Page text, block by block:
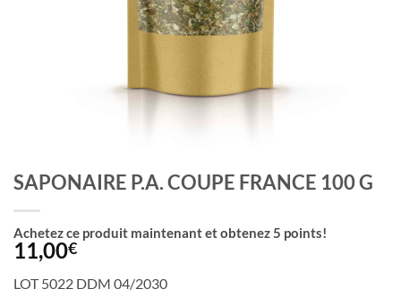
SAPONAIRE P.A. COUPE FRANCE 100 G
Achetez ce produit maintenant et obtenez5 points!
11,00€
LOT 5022 DDM 04/2030